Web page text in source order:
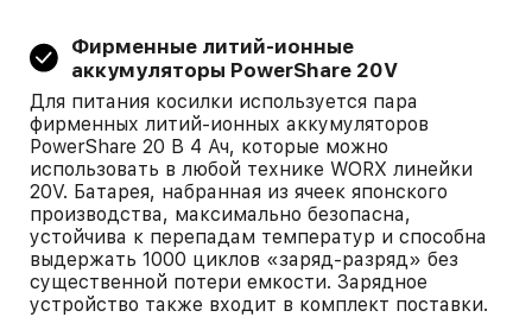
Фирменные литий-ионные
аккумуляторы PowerShare 20V
Для питания косилки используется пара
фирменных литий-ионных аккумуляторов
PowerShare 20 В 4 Ач, которые можно
использовать в любой технике WORX линейки
20V. Батарея, набранная из ячеек японского
производства, максимально безопасна,
устойчива к перепадам температур и способна
выдержать 1000 циклов «заряд-разряд» без
существенной потери емкости. Зарядное
устройство также входит в комплект поставки.